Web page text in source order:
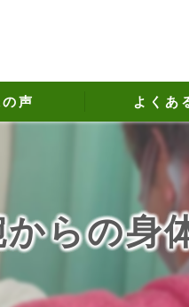
声 よくあ
らの身